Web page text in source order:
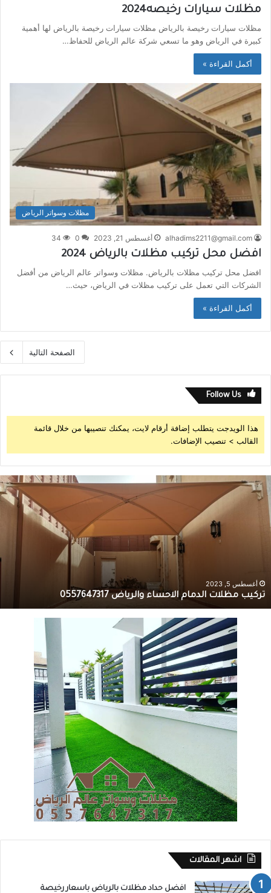
مظلات سيارات رخيصه2024
مظلات سيارات رخيصة بالرياض مظلات سيارات رخيصة بالرياض لها أهمية
كبيرة في الرياض وهو ما تسعي شركة عالم الرياض للحفاظ…
أكمل القراءة »
مظلات وسواتر الرياض
alhadims2211@gmail.com أغسطس 21, 2023 0
34
افضل محل تركيب مظلات بالرياض 2024
افضل محل تركيب مظلات بالرياض. مظلات وسواتر عالم الرياض من أفضل
الشركات التي تعمل على تركيب مظلات في الرياض، حيث…
أكمل القراءة »
الصفحة التالية
Follow Us
هذا الويدجت يتطلب إضافة أرقام لايت، يمكنك تنصيبها من خلال قائمة
القالب > تنصيب الإضافات.
مايو 11, 2023
حداد مظلات وسواتر في الرياض 2023
اشهر المقالات
افضل حداد مظلات بالرياض باسعار رخيصة